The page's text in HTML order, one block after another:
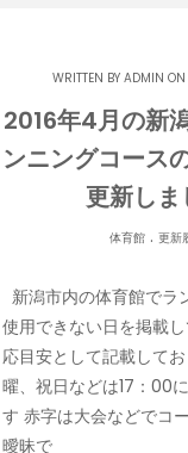
WRITTEN BY ADMIN
2016年4月の新
ンニングコース
更新しま
体育館. 更新
新潟市内の体育館でラ
使用できない日を掲載
応目安として記載して
曜、祝日などは17：00
す 赤字は大会などでコ
曖昧で